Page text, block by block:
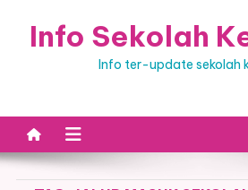
Info Sekolah
Info ter-update sekolah